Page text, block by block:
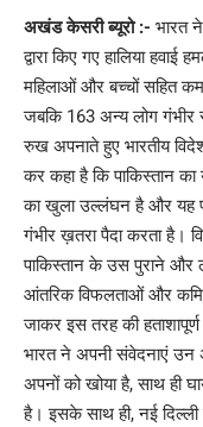
अखंड केसरी ब्यूरो :- भारत
द्वारा किए गए हालिया
महिलाओं और बच्चों सहित
जबकि 163 अन्य लोग गंभीर
रुख अपनाते हुए भारतीय
कर कहा है कि पाकिस्तान
का खुला उल्लंघन है और यह
गंभीर ख़तरा पैदा करता है।
पाकिस्तान के उस पुराने और
आंतरिक विफलताओं और
जाकर इस तरह की
भारत ने अपनी संवेदनाएं उन
अपनों को खोया है, साथ ही
है। इसके साथ ही, नई दिल्ली